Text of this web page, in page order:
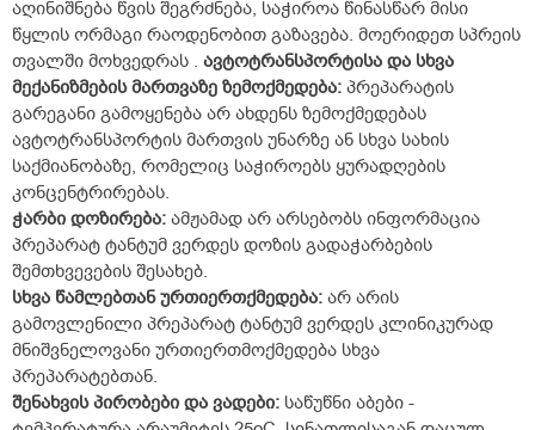
აღინიშნება წვის შეგრძნება, საჭიროა წინასწარ მისი
წყლის ორმაგი რაოდენობით გაზავება. მოერიდეთ სპრეის
თვალში მოხვედრას . ავტოტრანსპორტისა და სხვა
მექანიზმების მართვაზე ზემოქმედება: პრეპარატის
გარეგანი გამოყენება არ ახდენს ზემოქმედებას
ავტოტრანსპორტის მართვის უნარზე ან სხვა სახის
საქმიანობაზე, რომელიც საჭიროებს ყურადღების
კონცენტრირებას.
ჭარბი დოზირება: ამჟამად არ არსებობს ინფორმაცია
პრეპარატ ტანტუმ ვერდეს დოზის გადაჭარბების
შემთხვევების შესახებ.
სხვა წამლებთან ურთიერთქმედება: არ არის
გამოვლენილი პრეპარატ ტანტუმ ვერდეს კლინიკურად
მნიშვნელოვანი ურთიერთმოქმედება სხვა
პრეპარატებთან.
შენახვის პირობები და ვადები: საწუწნი აბები -